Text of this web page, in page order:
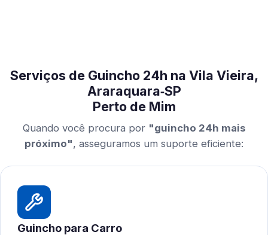
Serviços de Guincho 24h na Vila Vieira,
Araraquara‑SP
Perto de Mim
Quando você procura por "guincho 24h mais
próximo", asseguramos um suporte eficiente:
Guincho para Carro